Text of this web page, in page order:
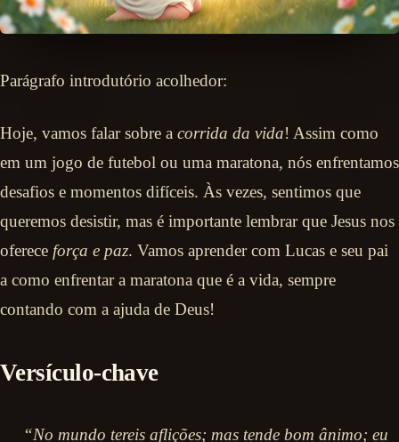
Parágrafo introdutório acolhedor:
Hoje, vamos falar sobre a corrida da vida! Assim como
em um jogo de futebol ou uma maratona, nós enfrentamos
desafios e momentos difíceis. Às vezes, sentimos que
queremos desistir, mas é importante lembrar que Jesus nos
oferece força e paz. Vamos aprender com Lucas e seu pai
a como enfrentar a maratona que é a vida, sempre
contando com a ajuda de Deus!
Versículo-chave
“No mundo tereis aflições; mas tende bom ânimo; eu